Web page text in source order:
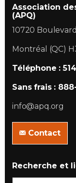
Association
(APQ)
10720
Montréal (QC)
Téléphone :
Sans frais :
info@apq.org
Contact
Recherche et